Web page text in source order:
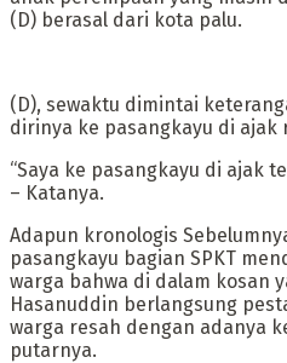
(D) berasal dari kota palu.
(D), sewaktu dimintai
dirinya ke pasangkayu di
“Saya ke pasangkayu di ajak
– Katanya.
Adapun kronologis
pasangkayu bagian SPKT
warga bahwa di dalam kosan
Hasanuddin berlangsung
warga resah dengan adanya
putarnya.